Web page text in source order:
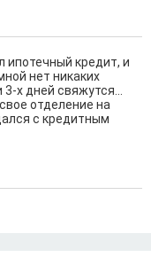
ипотечный кредит, и
нет никаких
х дней свяжутся...
отделение на
с кредитным